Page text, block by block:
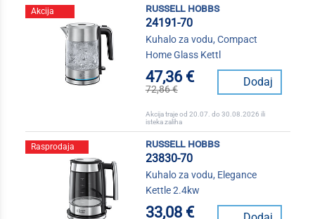
Akcija
russell hobbs
24191-70
Kuhalo za vodu, Compact
Home Glass Kettl
47,36 €
72,86 €
Dodaj
Akcija traje od 20.07. do 30.08.2026 ili
isteka zaliha
Rasprodaja
russell hobbs
23830-70
Kuhalo za vodu, Elegance
Kettle 2.4kw
33,08 €